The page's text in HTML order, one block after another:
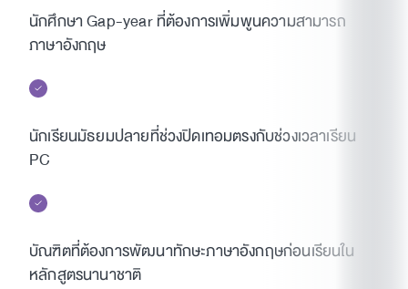
นักศึกษา Gap-year ที่ต้องการเพิ่มพูนความสามารถ
ภาษาอังกฤษ
นักเรียนมัธยมปลายที่ช่วงปิดเทอมตรงกับช่วงเวลาเรียน
PC
บัณฑิตที่ต้องการพัฒนาทักษะภาษาอังกฤษก่อนเรียนใน
หลักสูตรนานาชาติ